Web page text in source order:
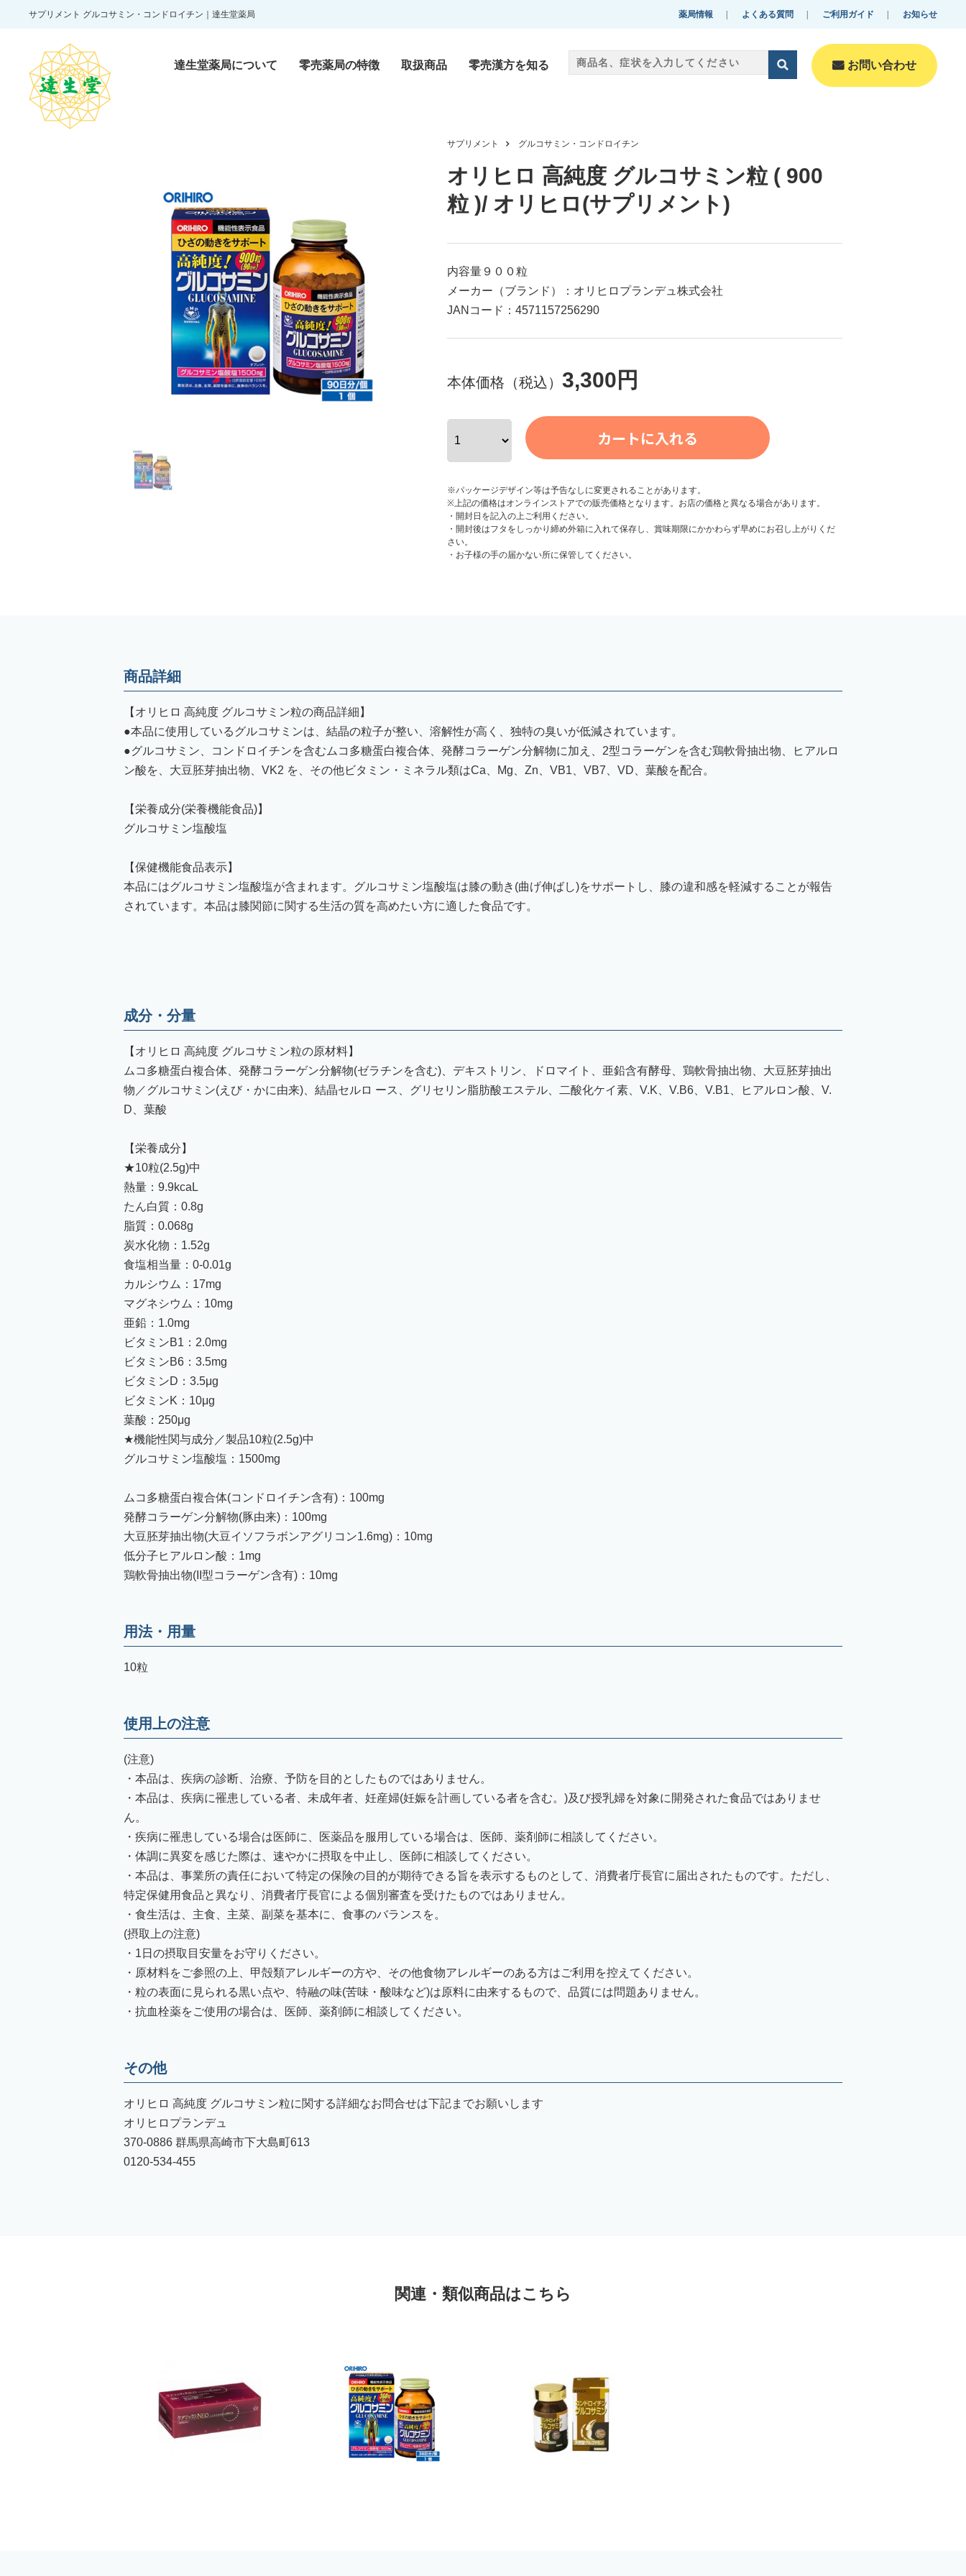
薬局情報 よくある質問 ご利用ガイド お知らせ
達生堂薬局について 零売薬局の特徴 取扱商品
零売漢方
Chinese medicine
eauty
一般医薬品
Over-the-counter drug
零売漢方を知る お問い合わせ
サプリメント グルコサミン・コンドロイチン｜達生堂薬局
サプリメント グルコサミン・コンドロイチン
オリヒロ 高純度 グルコサミン粒 ( 900
粒 )/ オリヒロ(サプリメント)
内容量９００粒
メーカー（ブランド）：オリヒロプランデュ株式会社
JANコード：4571157256290
本体価格（税込） 3,300円
※パッケージデザイン等は予告なしに変更されることがあります。
※上記の価格はオンラインストアでの販売価格となります。お店の価格と異なる場合があります。
・開封日を記入の上ご利用ください。
・開封後はフタをしっかり締め外箱に入れて保存し、賞味期限にかかわらず早めにお召し上がりくだ
さい。
・お子様の手の届かない所に保管してください。
商品詳細
【オリヒロ 高純度 グルコサミン粒の商品詳細】
●本品に使用しているグルコサミンは、結晶の粒子が整い、溶解性が高く、独特の臭いが低減されています。
●グルコサミン、コンドロイチンを含むムコ多糖蛋白複合体、発酵コラーゲン分解物に加え、2型コラーゲンを含む鶏軟骨抽出物、ヒアルロ
ン酸を、大豆胚芽抽出物、VK2 を、その他ビタミン・ミネラル類はCa、Mg、Zn、VB1、VB7、VD、葉酸を配合。
【栄養成分(栄養機能食品)】
グルコサミン塩酸塩
【保健機能食品表示】
本品にはグルコサミン塩酸塩が含まれます。グルコサミン塩酸塩は膝の動き(曲げ伸ばし)をサポートし、膝の違和感を軽減することが報告
されています。本品は膝関節に関する生活の質を高めたい方に適した食品です。
成分・分量
【オリヒロ 高純度 グルコサミン粒の原材料】
ムコ多糖蛋白複合体、発酵コラーゲン分解物(ゼラチンを含む)、デキストリン、ドロマイト、亜鉛含有酵母、鶏軟骨抽出物、大豆胚芽抽出
物／グルコサミン(えび・かに由来)、結晶セルロ ース、グリセリン脂肪酸エステル、二酸化ケイ素、V.K、V.B6、V.B1、ヒアルロン酸、V.
D、葉酸
【栄養成分】
★10粒(2.5g)中
熱量：9.9kcaL
たん白質：0.8g
脂質：0.068g
炭水化物：1.52g
食塩相当量：0-0.01g
カルシウム：17mg
マグネシウム：10mg
亜鉛：1.0mg
ビタミンB1：2.0mg
ビタミンB6：3.5mg
ビタミンD：3.5μg
ビタミンK：10μg
葉酸：250μg
★機能性関与成分／製品10粒(2.5g)中
グルコサミン塩酸塩：1500mg
ムコ多糖蛋白複合体(コンドロイチン含有)：100mg
発酵コラーゲン分解物(豚由来)：100mg
大豆胚芽抽出物(大豆イソフラボンアグリコン1.6mg)：10mg
低分子ヒアルロン酸：1mg
鶏軟骨抽出物(II型コラーゲン含有)：10mg
用法・用量
10粒
使用上の注意
(注意)
・本品は、疾病の診断、治療、予防を目的としたものではありません。
・本品は、疾病に罹患している者、未成年者、妊産婦(妊娠を計画している者を含む。)及び授乳婦を対象に開発された食品ではありませ
ん。
・疾病に罹患している場合は医師に、医薬品を服用している場合は、医師、薬剤師に相談してください。
・体調に異変を感じた際は、速やかに摂取を中止し、医師に相談してください。
・本品は、事業所の責任において特定の保険の目的が期待できる旨を表示するものとして、消費者庁長官に届出されたものです。ただし、
特定保健用食品と異なり、消費者庁長官による個別審査を受けたものではありません。
・食生活は、主食、主菜、副菜を基本に、食事のバランスを。
(摂取上の注意)
・1日の摂取目安量をお守りください。
・原材料をご参照の上、甲殻類アレルギーの方や、その他食物アレルギーのある方はご利用を控えてください。
・粒の表面に見られる黒い点や、特融の味(苦味・酸味など)は原料に由来するもので、品質には問題ありません。
・抗血栓薬をご使用の場合は、医師、薬剤師に相談してください。
その他
オリヒロ 高純度 グルコサミン粒に関する詳細なお問合せは下記までお願いします
オリヒロプランデュ
370-0886 群馬県高崎市下大島町613
0120-534-455
関連・類似商品はこちら